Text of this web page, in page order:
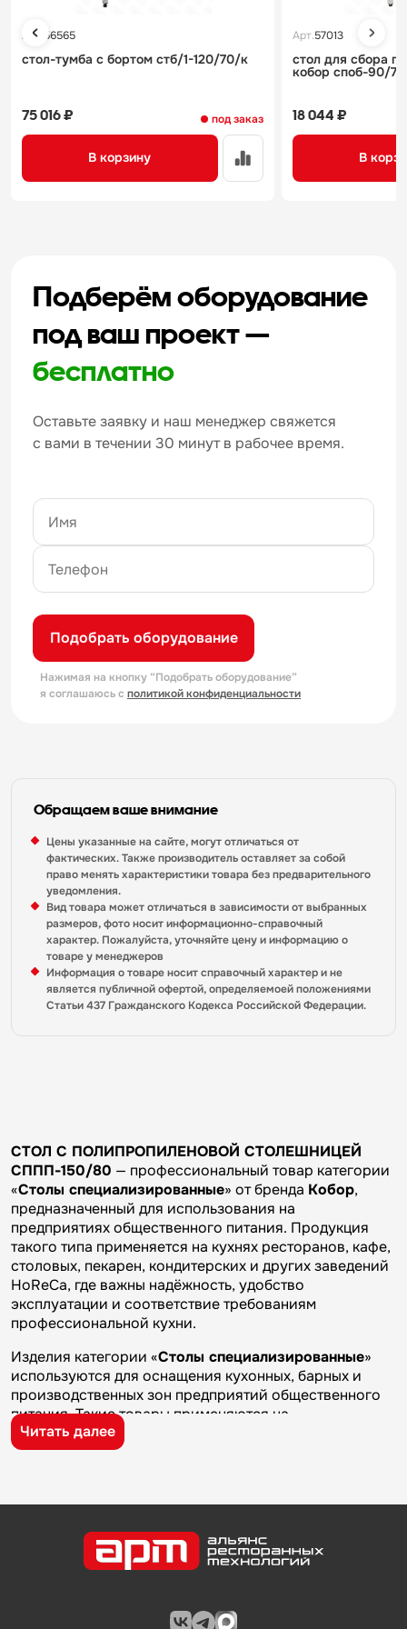
Арт. 56565
стол-тумба с бортом стб/1-120/70/к
под заказ
75 016 ₽
В корзину
Арт.57013
стол для сбора
кобор споб-90/
18 044 ₽
В
Подберём оборудование
под ваш проект —
бесплатно
Оставьте заявку и наш менеджер свяжется
с вами в течении 30 минут в рабочее время.
Подобрать оборудование
Нажимая на кнопку “Подобрать оборудование”
я соглашаюсь с политикой конфиденциальности
Обращаем ваше внимание
Цены указанные на сайте, могут отличаться от
фактических. Также производитель оставляет за собой
право менять характеристики товара без предварительного
уведомления.
Вид товара может отличаться в зависимости от выбранных
размеров, фото носит информационно-справочный
характер. Пожалуйста, уточняйте цену и информацию о
товаре у менеджеров
Информация о товаре носит справочный характер и не
является публичной офертой, определяемоей положениями
Статьи 437 Гражданского Кодекса Российской Федерации.
СТОЛ С ПОЛИПРОПИЛЕНОВОЙ СТОЛЕШНИЦЕЙ
СППП-150/80 — профессиональный товар категории
«Столы специализированные» от бренда Кобор,
предназначенный для использования на
предприятиях общественного питания. Продукция
такого типа применяется на кухнях ресторанов, кафе,
столовых, пекарен, кондитерских и других заведений
HoReCa, где важны надёжность, удобство
эксплуатации и соответствие требованиям
профессиональной кухни.
Изделия категории «Столы специализированные»
используются для оснащения кухонных, барных и
производственных зон предприятий общественного
питания. Такие товары применяются на
профессиональных кухнях ресторанов и кафе, в
столовых, пекарнях, кондитерских и на пищевых
работы.
Коборизвестен на рынке профессионального
оборудования и кухонного инвентаря благодаря
предприятиях общественного питания и подходит для
Читать далее